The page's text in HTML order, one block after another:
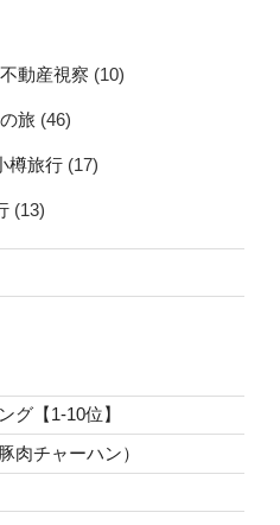
動産視察 (10)
旅 (46)
樽旅行 (17)
(13)
グ【1-10位】
チャーハン）